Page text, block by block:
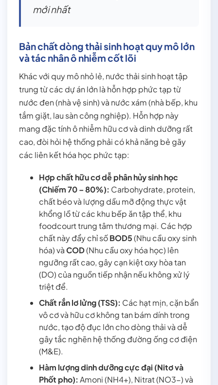
mới nhất
Bản chất dòng thải sinh hoạt quy mô lớn
và tác nhân ô nhiễm cốt lõi
Khác với quy mô nhỏ lẻ, nước thải sinh hoạt tập
trung từ các dự án lớn là hỗn hợp phức tạp từ
nước đen (nhà vệ sinh) và nước xám (nhà bếp, khu
tắm giặt, lau sàn công nghiệp). Hỗn hợp này
mang đặc tính ô nhiễm hữu cơ và dinh dưỡng rất
cao, đòi hỏi hệ thống phải có khả năng bẻ gãy
các liên kết hóa học phức tạp:
Hợp chất hữu cơ dễ phân hủy sinh học
(Chiếm 70 – 80%): Carbohydrate, protein,
chất béo và lượng dầu mỡ động thực vật
khổng lồ từ các khu bếp ăn tập thể, khu
foodcourt trung tâm thương mại. Các hợp
chất này đẩy chỉ sốBOD5(Nhu cầu oxy sinh
hóa) vàCOD(Nhu cầu oxy hóa học) lên
ngưỡng rất cao, gây cạn kiệt oxy hòa tan
(DO) của nguồn tiếp nhận nếu không xử lý
triệt để.
Chất rắn lơ lửng (TSS): Các hạt mịn, cặn bẩn
vô cơ và hữu cơ không tan bám dính trong
nước, tạo độ đục lớn cho dòng thải và dễ
gây tắc nghẽn hệ thống đường ống cơ điện
(M&E).
Hàm lượng dinh dưỡng cực đại (Nitơ và
Phốt pho): Amoni (NH4+), Nitrat (NO3-) và